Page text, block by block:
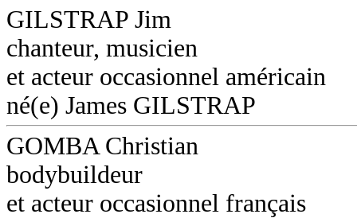
GILSTRAP Jim
chanteur, musicien
et acteur occasionnel américain
né(e) James GILSTRAP
GOMBA Christian
bodybuildeur
et acteur occasionnel français